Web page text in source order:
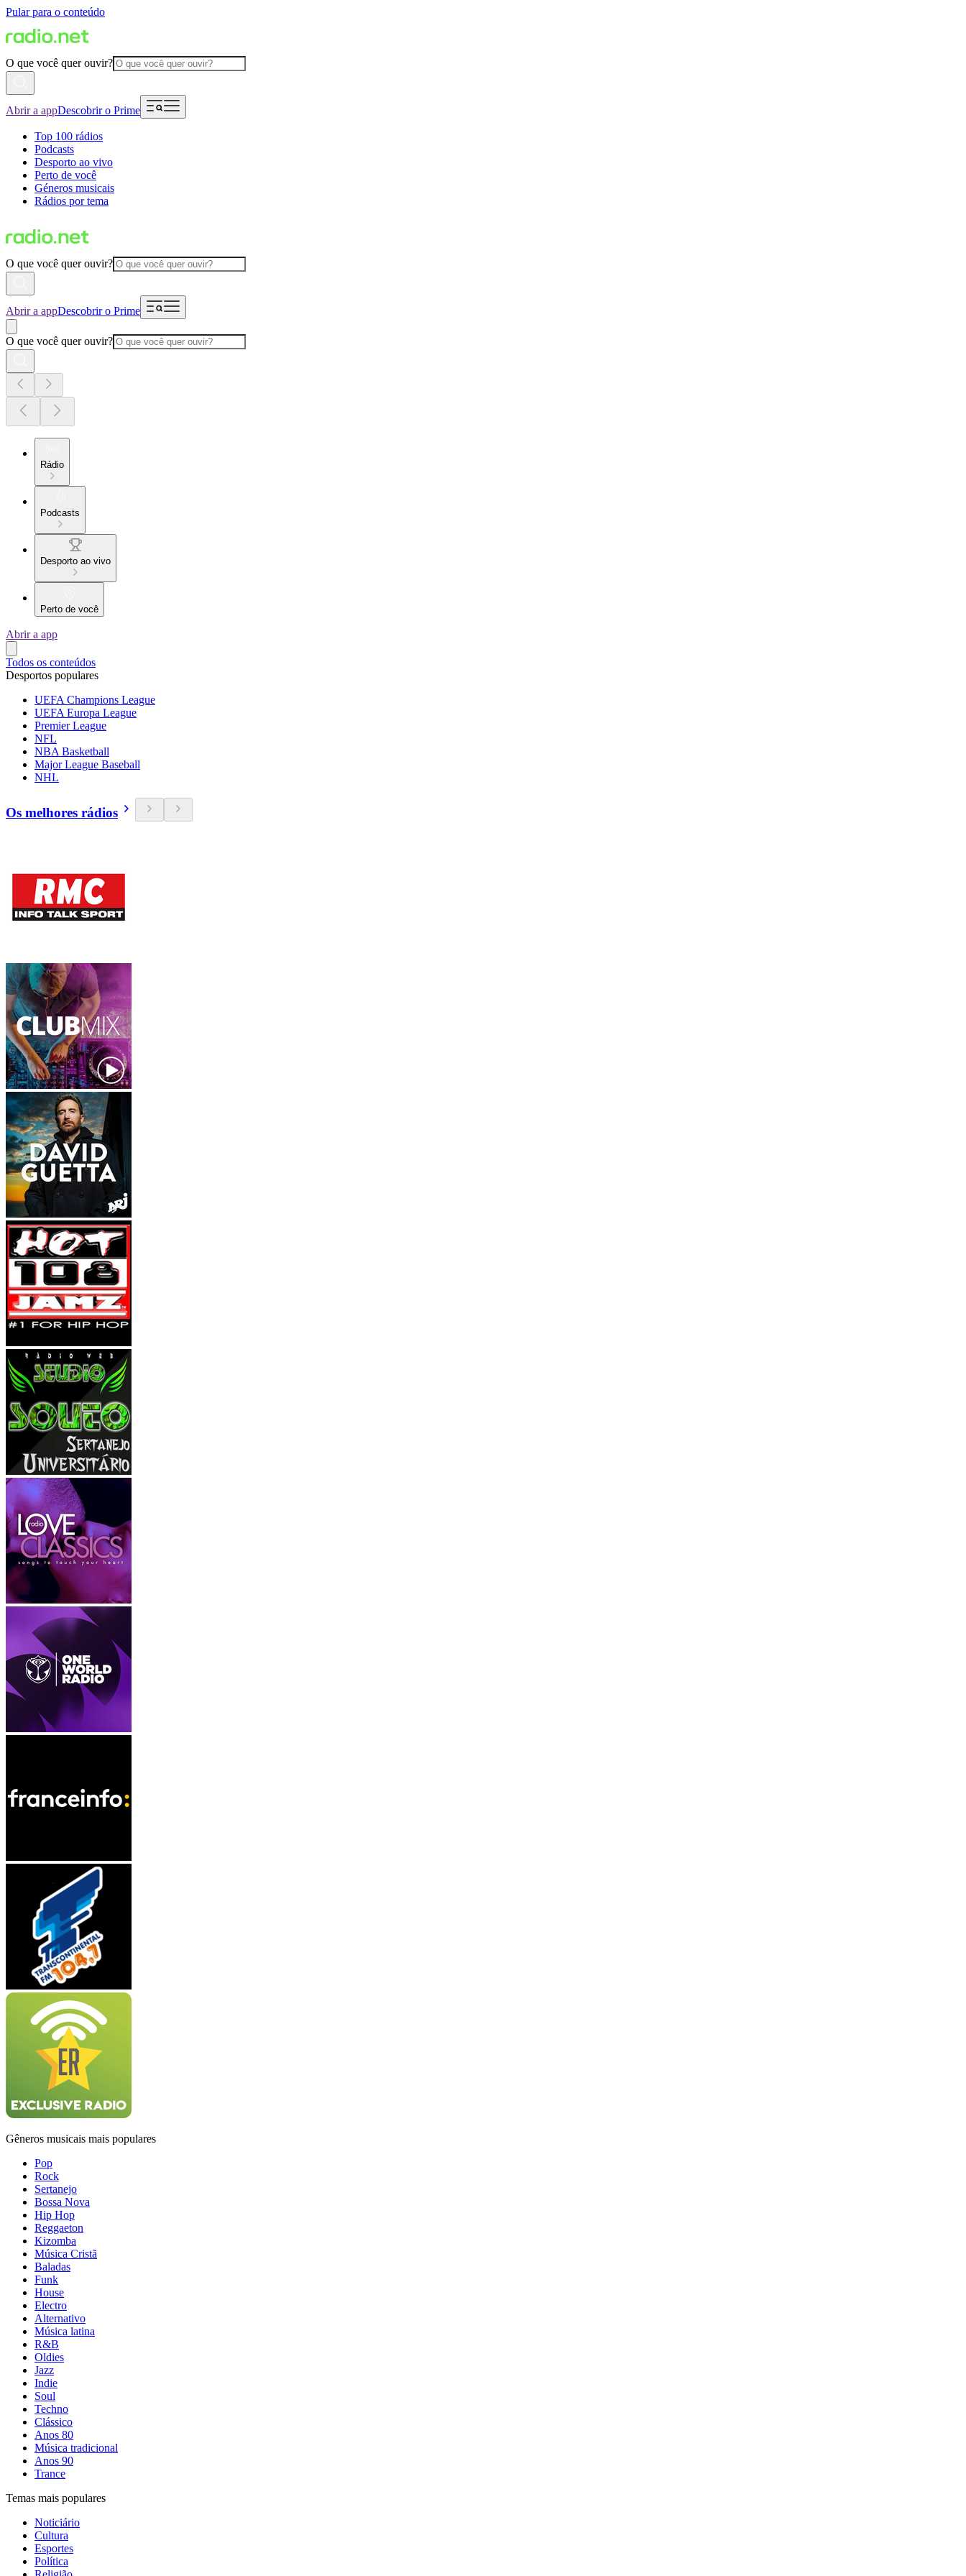
Pular para o conteúdo
O que você quer ouvir?
Abrir a appDescobrir o Prime
Top 100 rádios
Podcasts
Desporto ao vivo
Perto de você
Géneros musicais
Rádios por tema
O que você quer ouvir?
Abrir a appDescobrir o Prime
O que você quer ouvir?
Rádio
Podcasts
Desporto ao vivo
Perto de você
Abrir a app
Todos os conteúdos
Desportos populares
UEFA Champions League
UEFA Europa League
Premier League
NFL
NBA Basketball
Major League Baseball
NHL
Os melhores rádios
Gêneros musicais mais populares
Pop
Rock
Sertanejo
Bossa Nova
Hip Hop
Reggaeton
Kizomba
Música Cristã
Baladas
Funk
House
Electro
Alternativo
Música latina
R&B
Oldies
Jazz
Indie
Soul
Techno
Clássico
Anos 80
Música tradicional
Anos 90
Trance
Temas mais populares
Noticiário
Cultura
Esportes
Política